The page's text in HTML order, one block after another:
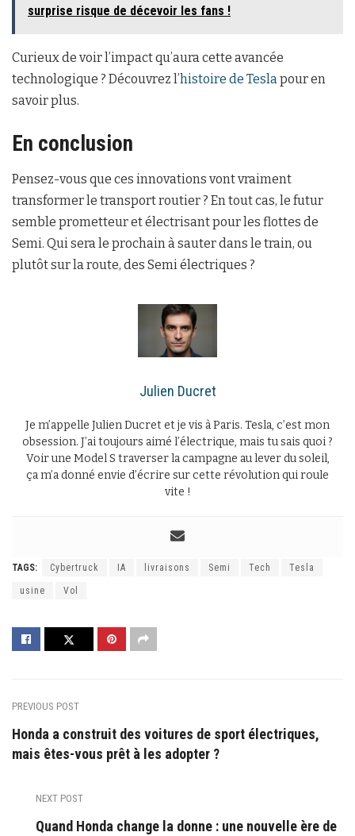
surprise risque de décevoir les fans !
Curieux de voir l’impact qu’aura cette avancée
technologique ? Découvrez l’histoire de Teslapour en
savoir plus.
En conclusion
Pensez-vous que ces innovations vont vraiment
transformer le transport routier ? En tout cas, le futur
semble prometteur et électrisant pour les flottes de
Semi. Qui sera le prochain à sauter dans le train, ou
plutôt sur la route, des Semi électriques ?
Julien Ducret
Je m’appelle Julien Ducret et je vis à Paris. Tesla, c’est mon
obsession. J’ai toujours aimé l’électrique, mais tu sais quoi ?
Voir une Model S traverser la campagne au lever du soleil,
ça m’a donné envie d’écrire sur cette révolution qui roule
vite !
TAGS: Cybertruck IA livraisons Semi Tech Tesla
usine Vol
PREVIOUS POST
Honda a construit des voitures de sport électriques,
mais êtes-vous prêt à les adopter ?
NEXT POST
Quand Honda change la donne : une nouvelle ère de